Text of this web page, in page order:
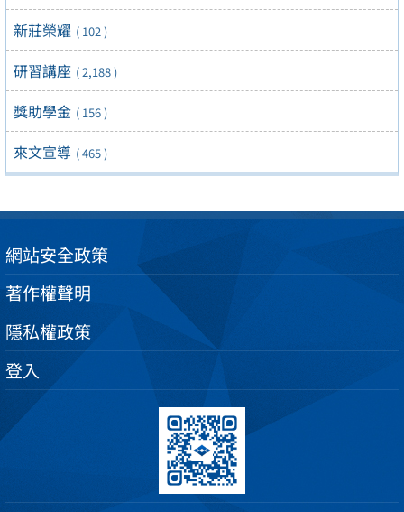
新莊榮耀 ( 102 )
研習講座 ( 2,188 )
獎助學金 ( 156 )
來文宣導 ( 465 )
網站安全政策
著作權聲明
隱私權政策
登入